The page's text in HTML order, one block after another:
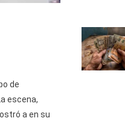
de
escena,
a en su